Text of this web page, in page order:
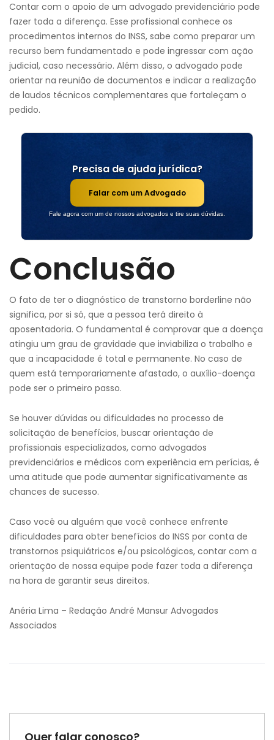
Contar com o apoio de um advogado previdenciário pode
fazer toda a diferença. Esse profissional conhece os
procedimentos internos do INSS, sabe como preparar um
recurso bem fundamentado e pode ingressar com ação
judicial, caso necessário. Além disso, o advogado pode
orientar na reunião de documentos e indicar a realização
de laudos técnicos complementares que fortaleçam o
pedido.
Precisa de ajuda jurídica?
Falar com um Advogado
Fale agora com um de nossos advogados e tire suas dúvidas.
Conclusão
O fato de ter o diagnóstico de transtorno borderline não
significa, por si só, que a pessoa terá direito à
aposentadoria. O fundamental é comprovar que a doença
atingiu um grau de gravidade que inviabiliza o trabalho e
que a incapacidade é total e permanente. No caso de
quem está temporariamente afastado, o auxílio-doença
pode ser o primeiro passo.
Se houver dúvidas ou dificuldades no processo de
solicitação de benefícios, buscar orientação de
profissionais especializados, como advogados
previdenciários e médicos com experiência em perícias, é
uma atitude que pode aumentar significativamente as
chances de sucesso.
Caso você ou alguém que você conhece enfrente
dificuldades para obter benefícios do INSS por conta de
transtornos psiquiátricos e/ou psicológicos, contar com a
orientação de nossa equipe pode fazer toda a diferença
na hora de garantir seus direitos.
Anéria Lima – Redação André Mansur Advogados
Associados
Quer falar conosco?